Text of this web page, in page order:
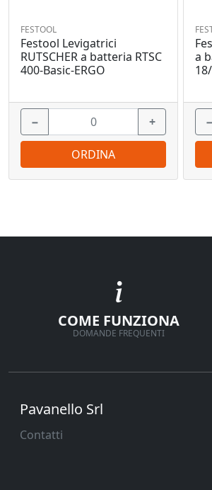
FESTOOL
Festool Levigatrici
RUTSCHER a batteria RTSC
400-Basic-ERGO
− +
ORDINA
a
−
COME FUNZIONA
DOMANDE FREQUENTI
Pavanello Srl
Contatti